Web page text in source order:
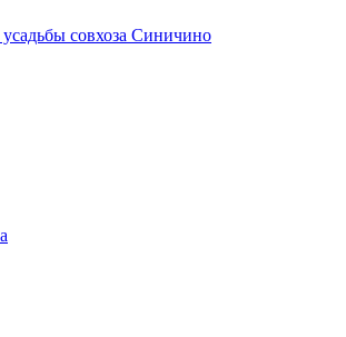
совхоза Синичино